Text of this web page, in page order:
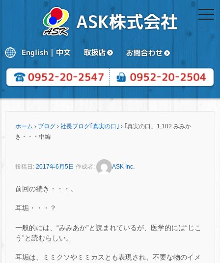
ホーム › ブログ › 社長ブログ｢真実の口｣ › ｢真実の口」1,102 みみか
き・・・中編
投稿日: 2017年6月5日 作成者: ASK Inc.
前回の続き・・・。
耳垢・・・？
一般的には、“みみあか”と読まれているが、医学的には“じこ
う”と読むらしい。
耳垢は、ミミクソやミミカスとも表現され、不要な物のイメ